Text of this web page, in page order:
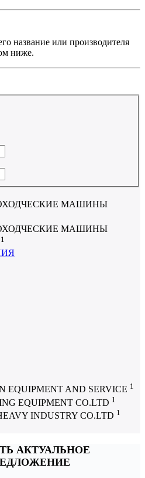
название или производителя
ниже.
МАШИНЫ
МАШИНЫ
1
EQUIPMENT AND SERVICE 1
EQUIPMENT CO.LTD 1
INDUSTRY CO.LTD 1
АКТУАЛЬНОЕ